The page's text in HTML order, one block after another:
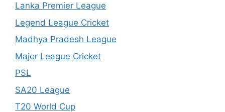
Lanka Premier League
Legend League Cricket
Madhya Pradesh League
Major League Cricket
PSL
SA20 League
T20 World Cup